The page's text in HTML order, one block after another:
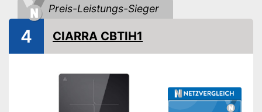
Restwärmeanzeige
Stromsparend durch Timer-
Preis-Leistungs-Sieger
4 CIARRA CBTIH1